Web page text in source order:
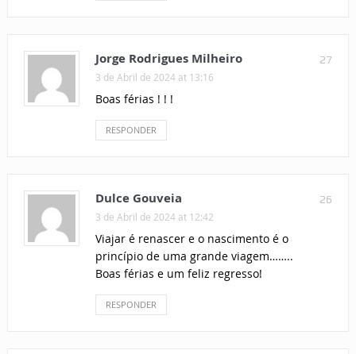
27
Jorge Rodrigues Milheiro
3 de Abril de 2024 at 13:16
Boas férias ! ! !
RESPONDER
26
Dulce Gouveia
3 de Abril de 2024 at 12:42
Viajar é renascer e o nascimento é o
princípio de uma grande viagem……..
Boas férias e um feliz regresso!
RESPONDER